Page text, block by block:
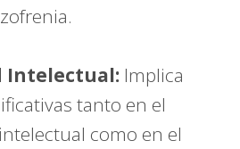
Intelectual: Implica
tanto en el
como en el